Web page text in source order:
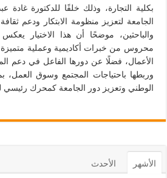
بكلية التجارة، وذلك خلفًا للدكتورة غادة
الجامعة لتعزيز منظومة الابتكار ودعم
والباحثين، موضحًا أن هذا الاختيار يعكس
محروس من خبرات أكاديمية وعملية متميزة
الأعمال، فضلًا عن دورها الفاعل في دعم
وربطها باحتياجات المجتمع وسوق العمل،
الوطني وتعزيز دور الجامعة كمحرك رئيسي
الأشهر الأحدث